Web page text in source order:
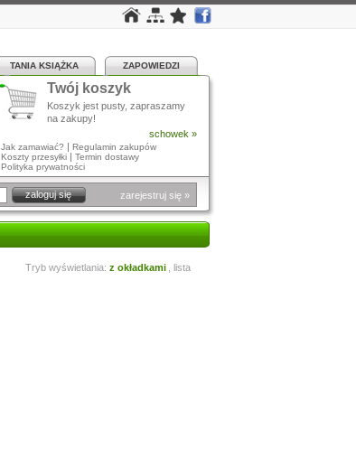
TANIA KSIĄŻKA ZAPOWIEDZI
Twój koszyk
Koszyk jest pusty, zapraszamy
na zakupy!
schowek »
Jak zamawiać? | Regulamin zakupów
Koszty przesyłki | Termin dostawy
Polityka prywatności
zarejestruj się »
Tryb wyświetlania: z okładkami lista